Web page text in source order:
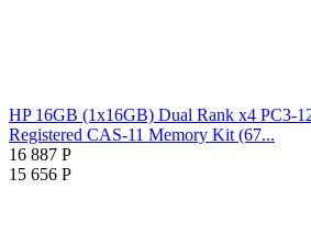
HP 16GB (1x16GB) Dual Rank x4 PC3-
Registered CAS-11 Memory Kit (67...
16 887 Р
15 656 Р